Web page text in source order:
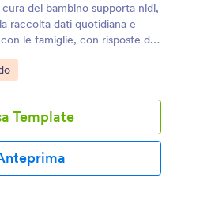
del bambino supporta nidi,
raccolta dati quotidiana e
le famiglie, con risposte del
tramite Jotform.
Template